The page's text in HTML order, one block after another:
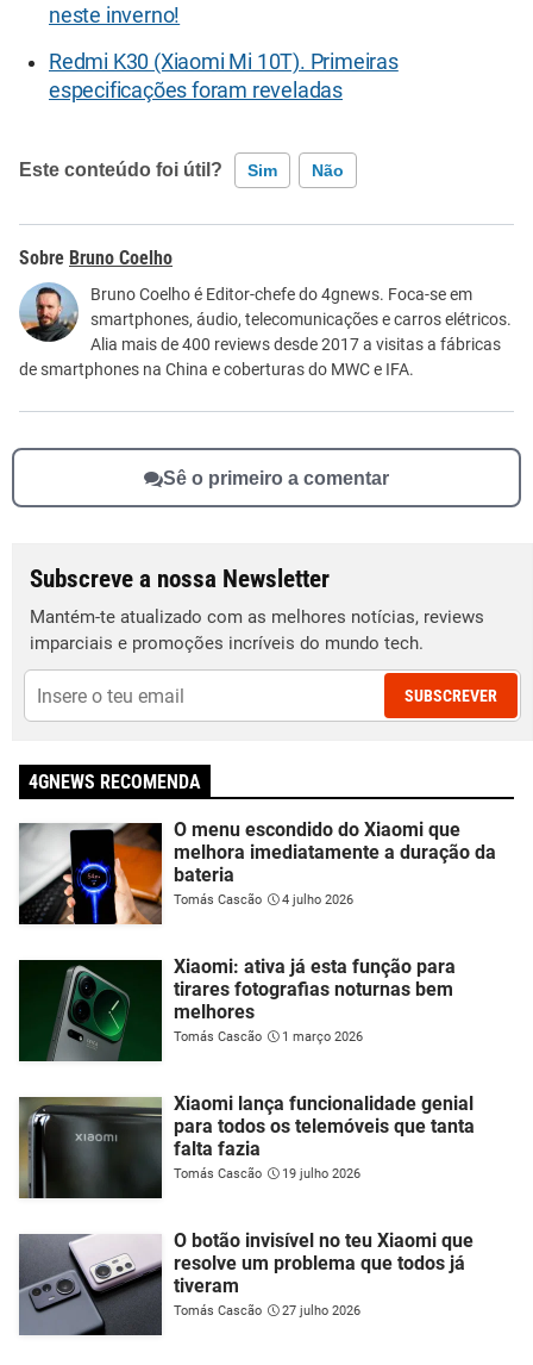
neste inverno!
Redmi K30 (Xiaomi Mi 10T). Primeiras
especificações foram reveladas
Este conteúdo foi útil? Sim Não
Este conteúdo contém informação incorreta
Este conteúdo não tem a informação que procuro
Outro
Bruno Coelho
Bruno Coelho é Editor-chefe do 4gnews. Foca-se em
smartphones, áudio, telecomunicações e carros elétricos.
Alia mais de 400 reviews desde 2017 a visitas a fábricas
de smartphones na China e coberturas do MWC e IFA.
Sê o primeiro a comentar
Subscreve a nossa Newsletter
Mantém-te atualizado com as melhores notícias, reviews
imparciais e promoções incríveis do mundo tech.
SUBSCREVER
4GNEWS RECOMENDA
O menu escondido do Xiaomi que
melhora imediatamente a duração da
bateria
Tomás Cascão 4 julho 2026
Xiaomi: ativa já esta função para
tirares fotografias noturnas bem
melhores
Tomás Cascão 1 março 2026
Xiaomi lança funcionalidade genial
para todos os telemóveis que tanta
falta fazia
Tomás Cascão 19 julho 2026
O botão invisível no teu Xiaomi que
resolve um problema que todos já
tiveram
Tomás Cascão 27 julho 2026